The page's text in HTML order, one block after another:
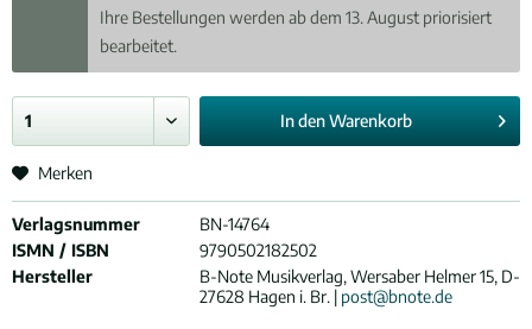
Ihre Bestellungen werden ab dem 13. August priorisiert
bearbeitet.
In denWarenkorb
Merken
Verlagsnummer
BN-14764
ISMN / ISBN
9790502182502
Hersteller
B-Note Musikverlag, Wersaber Helmer 15, D-
27628 Hagen i. Br. | post@bnote.de